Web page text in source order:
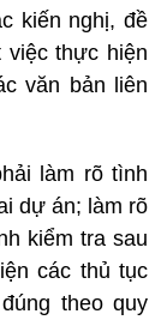
kiến nghị, đề
thực hiện
văn bản liên
làm rõ tình
dự án; làm rõ
kiểm tra sau
các thủ tục
theo quy